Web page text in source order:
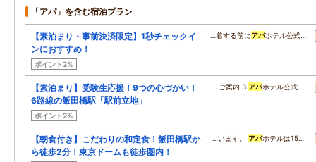
「アパ」を含む宿泊プラン
【素泊まり・事前決済限定】1秒チェックイ
ンにおすすめ！
ポイント2%
…着する前にアパホテル公式…
【素泊まり】受験生応援！9つの心づかい！
6路線の飯田橋駅「駅前立地」
ポイント2%
…ご案内 3.アパホテル公式…
【朝食付き】こだわりの和定食！飯田橋駅か
ら徒歩2分！東京ドームも徒歩圏内！
…います。 アパホテルは15…